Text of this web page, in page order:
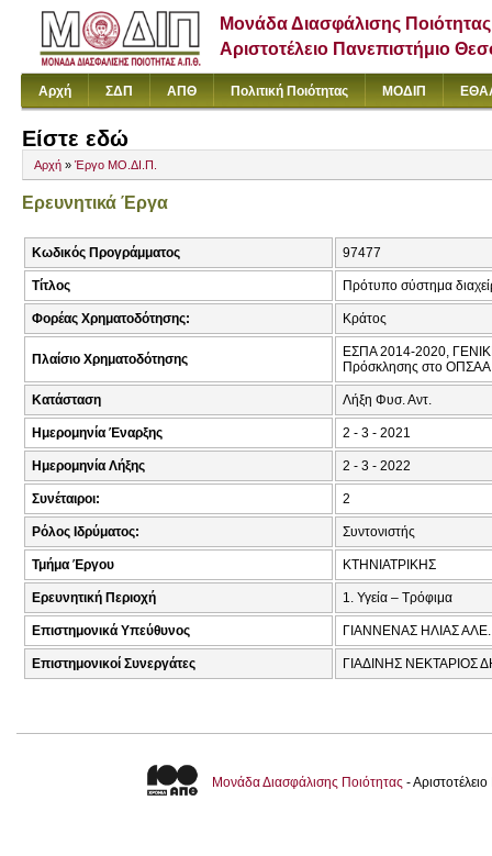
Μονάδα Διασφάλισης Ποιότητας
Αριστοτέλειο Πανεπιστήμιο
Αρχή ΣΔΠ ΑΠΘ Πολιτική Ποιότητας ΜΟΔΙΠ
Είστε εδώ
Αρχή » Έργο ΜΟ.ΔΙ.Π.
Ερευνητικά Έργα
Κωδικός Προγράμματος 97477
Τίτλος Πρότυπο σύστημα
Φορέας Χρηματοδότησης: Κράτος
Πλαίσιο Χρηματοδότησης
ΕΣΠΑ 2014-2020,
Πρόσκλησης στο
Κατάσταση Λήξη Φυσ. Αντ.
Ημερομηνία Έναρξης 2 - 3 - 2021
Ημερομηνία Λήξης 2 - 3 - 2022
Συνέταιροι: 2
Ρόλος Ιδρύματος: Συντονιστής
Τμήμα Έργου ΚΤΗΝΙΑΤΡΙΚΗΣ
Ερευνητική Περιοχή 1. Υγεία – Τρόφιμα
Επιστημονικά Υπεύθυνος ΓΙΑΝΝΕΝΑΣ ΗΛΙΑΣ ΑΛΕ.
Επιστημονικοί Συνεργάτες ΓΙΑΔΙΝΗΣ
Μονάδα Διασφάλισης Ποιότητας -